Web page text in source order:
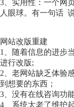
3、实用性：一个网
人眼球。有一句话
网站改版重建
1、随着信息的进步
进行改版;
2、老网站缺乏体验
到想要的东西；
3、没有在线咨询功
4、系统太老了维护